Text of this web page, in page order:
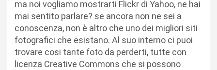
ma noi vogliamo mostrarti Flickr di Yahoo, ne hai
mai sentito parlare? se ancora non ne sei a
conoscenza, non è altro che uno dei migliori siti
fotografici che esistano. Al suo interno ci puoi
trovare cosi tante foto da perderti, tutte con
licenza Creative Commons che si possono